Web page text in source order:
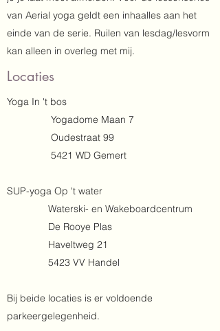
van Aerial yoga geldt een inhaalles aan het
einde van de serie. Ruilen van lesdag/lesvorm
kan alleen in overleg met mij.
Locaties
Yoga In 't bos
Yogadome Maan 7
Oudestraat 99​
5421 WD Gemert
SUP-yoga Op 't water
Waterski- en Wakeboardcentrum
De Rooye Plas​
Haveltweg 21
5423 VV Handel
Bij beide locaties is er voldoende
parkeergelegenheid.